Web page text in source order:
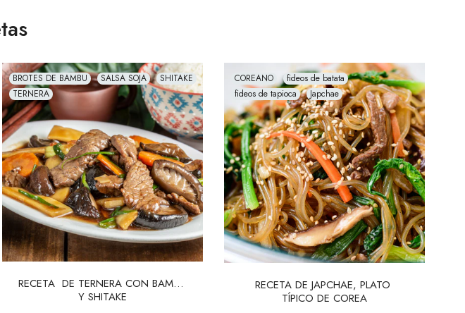
BROTES DE BAMBU SALSA SOJA
SHITAKE
TERNERA
RECETA  DE TERNERA CON BAMBÚ
Y SHITAKE
COREANO
fideos de batata
fideos de tapioca
Japchae
RECETA DE JAPCHAE, PLATO
TÍPICO DE COREA